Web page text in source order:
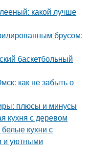
какой лучше
брусом:
баскетбольный
как не забыть о
плюсы и минусы
кухня с деревом
белые кухни с
и уютными